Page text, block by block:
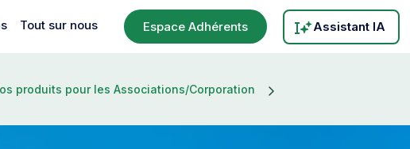
Tout sur nous Espace Adhérents Assistant IA
produits pour les Associations/Corporation